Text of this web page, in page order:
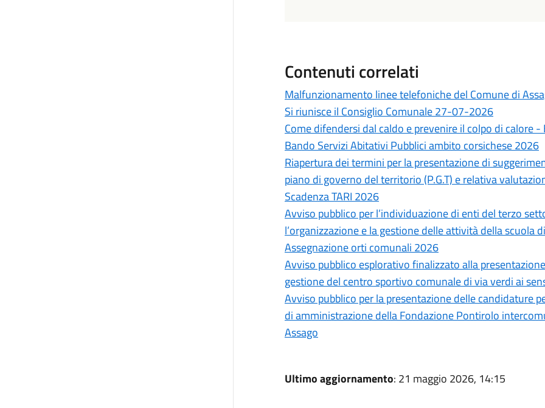
Contenuti correlati
Malfunzionamento linee telefoniche del Comune di
Si riunisce il Consiglio Comunale 27-07-2026
Come difendersi dal caldo e prevenire il colpo di calore
Bando Servizi Abitativi Pubblici ambito corsichese 2026
Riapertura dei termini per la presentazione di
piano di governo del territorio (P.G.T) e relativa
Scadenza TARI 2026
Avviso pubblico per l’individuazione di enti del terzo
l’organizzazione e la gestione delle attività della scuola
Assegnazione orti comunali 2026
Avviso pubblico esplorativo finalizzato alla
gestione del centro sportivo comunale di via verdi ai
Avviso pubblico per la presentazione delle candidature
di amministrazione della Fondazione Pontirolo
Assago
Ultimo aggiornamento: 21 maggio 2026, 14:15